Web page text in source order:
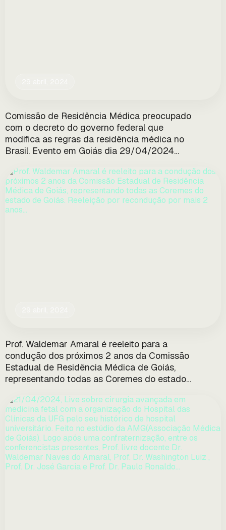
Comissão de Residência Médica preocupado
com o decreto do governo federal que
modifica as regras da residência médica no
Brasil. Evento em Goiás dia 29/04/2024
alterações instaladas…
Prof. Waldemar Amaral é reeleito para a
condução dos próximos 2 anos da Comissão
Estadual de Residência Médica de Goiás,
representando todas as Coremes do estado
2 anos…